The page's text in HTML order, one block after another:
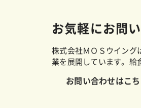
お気軽にお問
株式会社ＭＯＳウイング
業を展開しています。給
お問い合わせはこち